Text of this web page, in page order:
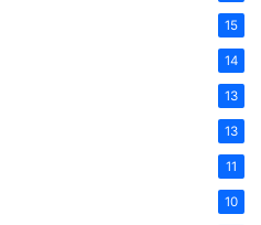
15
14
13
13
11
10